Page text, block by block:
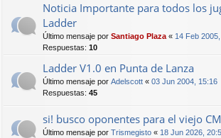
Noticia Importante para todos los
Ladder
Último mensaje por Santiago Plaza « 14 Feb
Respuestas: 10
Ladder V1.0 en Punta de Lanza
Último mensaje por Adelscott « 03 Jun 2004, 15:16
Respuestas: 45
si! busco oponentes para el viejo
Último mensaje por Trismegisto « 18 Jun 2026,